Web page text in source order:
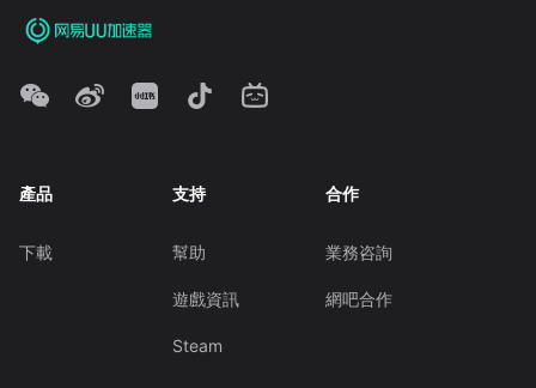
產品
下載
支持
幫助
遊戲資訊
Steam
合作
業務咨詢
網吧合作